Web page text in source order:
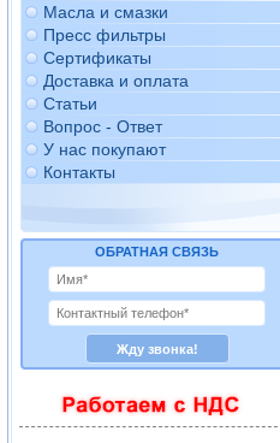
Масла и смазки
Пресс фильтры
Сертификаты
Доставка и оплата
Статьи
Вопрос - Ответ
У нас покупают
Контакты
ОБРАТНАЯ СВЯЗЬ